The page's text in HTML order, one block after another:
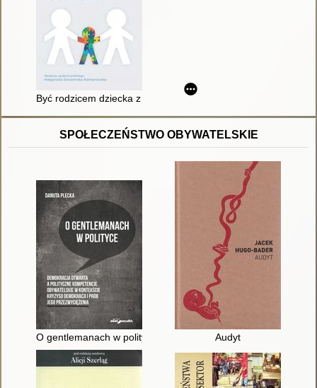
Być rodzicem dziecka z autyzmem : praktyczne rozwiązania,
SPOŁECZEŃSTWO OBYWATELSKIE
O gentlemanach w polityce : demokracja otwarta a
Audyt